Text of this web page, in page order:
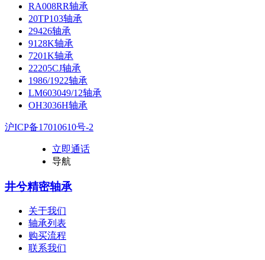
RA008RR轴承
20TP103轴承
29426轴承
9128K轴承
7201K轴承
22205CJ轴承
1986/1922轴承
LM603049/12轴承
OH3036H轴承
沪ICP备17010610号-2
立即通话
导航
井兮精密轴承
关于我们
轴承列表
购买流程
联系我们